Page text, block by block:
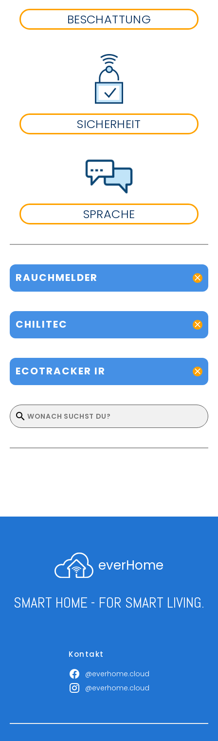
BESCHATTUNG
SICHERHEIT
SPRACHE
RAUCHMELDER
CHILITEC
ECOTRACKER IR
everHome
SMART HOME - FOR SMART LIVING.
Kontakt
@everhome.cloud
@everhome.cloud